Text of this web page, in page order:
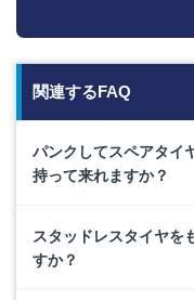
関連するFAQ
パンクしてスペアタイ
持って来れますか？
スタッドレスタイヤを
すか？